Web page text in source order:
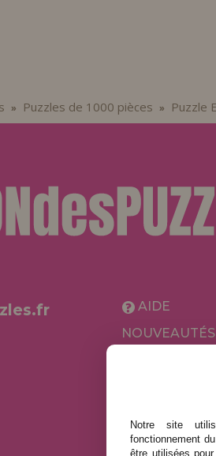
» Puzzles de 1000 pièces » Puzzle
AIDE
NOUVEAUTÉS
Notre site
fonctionnement
être utilisées